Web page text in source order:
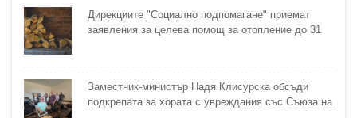
Дирекциите "Социално подпомагане" приемат
заявления за целева помощ за отопление до 31
Заместник-министър Надя Клисурска обсъди
подкрепата за хората с увреждания със Съюза на